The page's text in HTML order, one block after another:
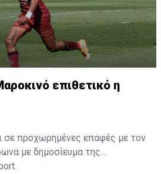
επιθετικό η
σε προχωρημένες επαφές με τον
με δημοσίευμα της